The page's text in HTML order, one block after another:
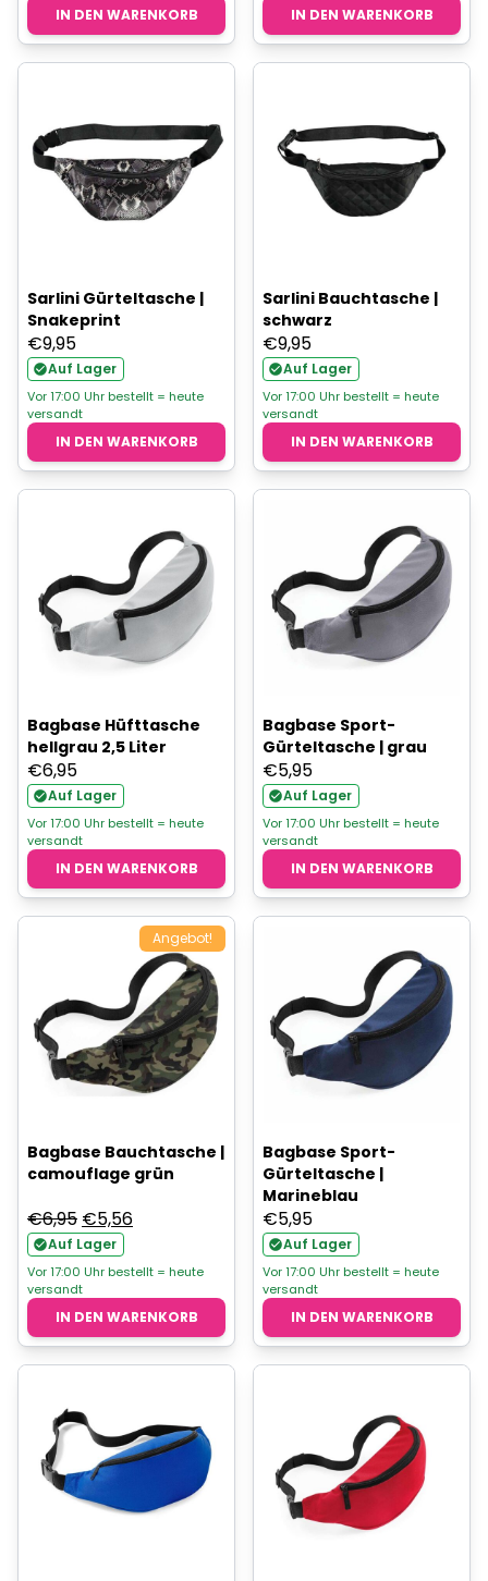
IN DEN WARENKORB IN DEN WARENKORB
Sarlini Gürteltasche |
Snakeprint
€9,95
Auf Lager
Vor 17:00 Uhr bestellt = heute
versandt
IN DEN WARENKORB
Sarlini Bauchtasche |
schwarz
€9,95
Auf Lager
Vor 17:00 Uhr bestellt = heute
versandt
IN DEN WARENKORB
Bagbase Hüfttasche
hellgrau 2,5 Liter
€6,95
Auf Lager
Vor 17:00 Uhr bestellt = heute
versandt
IN DEN WARENKORB
Bagbase Sport-
Gürteltasche | grau
€5,95
Auf Lager
Vor 17:00 Uhr bestellt = heute
versandt
IN DEN WARENKORB
Angebot!
Bagbase Bauchtasche |
camouflage grün
€6,95 Ursprünglicher
Preis
war:
€6,95
€5,56Aktueller
ist:
€5,56.
Auf Lager
Vor 17:00 Uhr bestellt = heute
versandt
IN DEN WARENKORB
Bagbase Sport-
Gürteltasche |
Marineblau
€5,95
Auf Lager
Vor 17:00 Uhr bestellt = heute
versandt
IN DEN WARENKORB